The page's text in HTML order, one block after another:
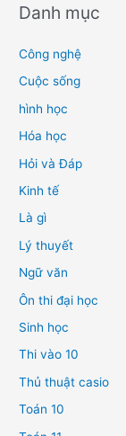
Danh mục
Công nghệ
Cuộc sống
hình học
Hóa học
Hỏi và Đáp
Kinh tế
Là gì
Lý thuyết
Ngữ văn
Ôn thi đại học
Sinh học
Thi vào 10
Thủ thuật casio
Toán 10